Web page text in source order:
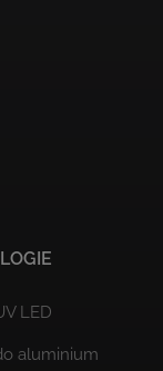
LED
aluminium